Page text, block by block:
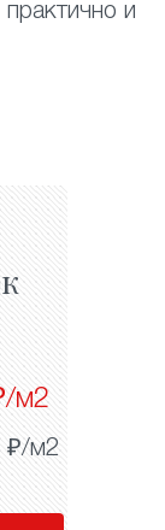
и
м2
₽/м2